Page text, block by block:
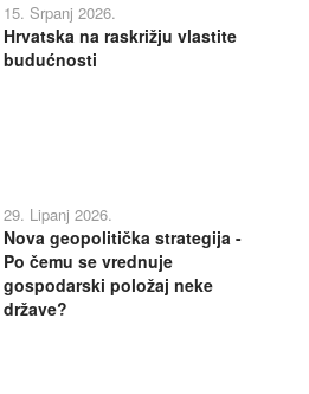
15. Srpanj 2026.
Hrvatska na raskrižju vlastite
budućnosti
29. Lipanj 2026.
Nova geopolitička strategija -
Po čemu se vrednuje
gospodarski položaj neke
države?